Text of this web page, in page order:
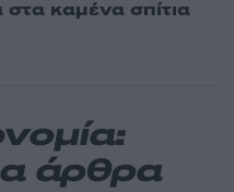
καμένα σπίτια
άρθρα